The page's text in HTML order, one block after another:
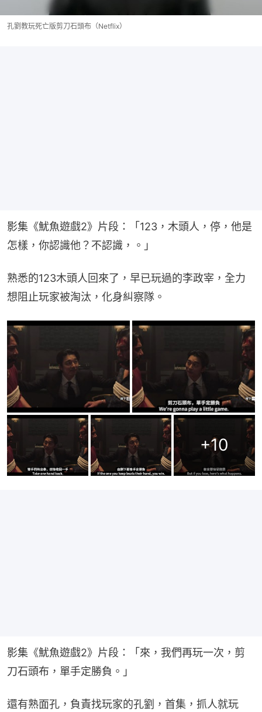
孔劉教玩死亡版剪刀石頭布（Netflix）
影集《魷魚遊戲2》片段：「123，木頭人，停，他是
怎樣，你認識他？不認識，。」
熟悉的123木頭人回來了，早已玩過的李政宰，全力
想阻止玩家被淘汰，化身糾察隊。
+10
影集《魷魚遊戲2》片段：「來，我們再玩一次，剪
刀石頭布，單手定勝負。」
還有熟面孔，負責找玩家的孔劉，首集，抓人就玩